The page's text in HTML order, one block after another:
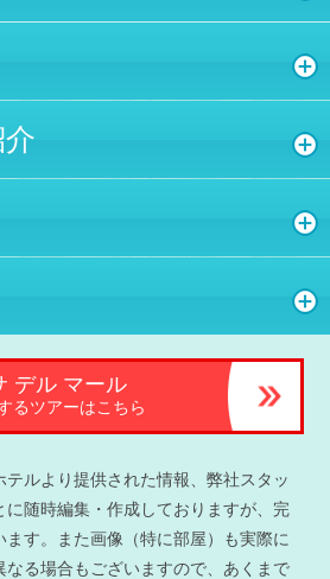
デル マール
るツアーはこちら
テルより提供された情報、弊社スタッ
に随時編集・作成しておりますが、完
す。また画像（特に部屋）も実際に
なる場合もございますので、あくまで